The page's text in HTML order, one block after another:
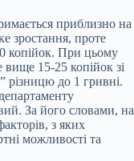
приблизно на
зростання, проте
копійок. При цьому
вище 15-25 копійок зі
різницю до 1 гривні.
За його словами, на
з яких
можливості та